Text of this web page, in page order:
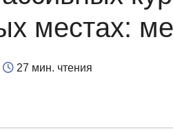
местах:
27 мин. чтения